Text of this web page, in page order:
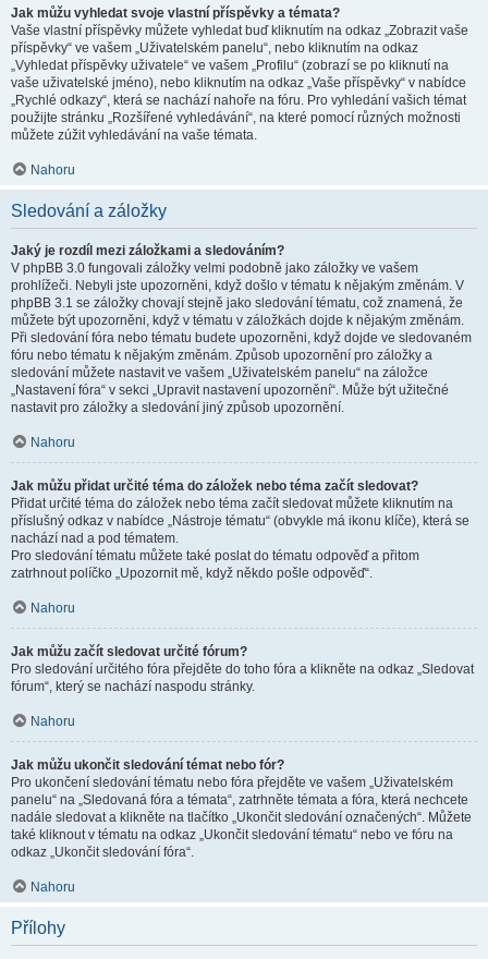
Jak můžu vyhledat svoje vlastní příspěvky a témata?
Vaše vlastní příspěvky můžete vyhledat buď kliknutím na odkaz „Zobrazit vaše
příspěvky“ ve vašem „Uživatelském panelu“, nebo kliknutím na odkaz
„Vyhledat příspěvky uživatele“ ve vašem „Profilu“ (zobrazí se po kliknutí na
vaše uživatelské jméno), nebo kliknutím na odkaz „Vaše příspěvky“ v nabídce
„Rychlé odkazy“, která se nachází nahoře na fóru. Pro vyhledání vašich témat
použijte stránku „Rozšířené vyhledávání“, na které pomocí různých možnosti
můžete zúžit vyhledávání na vaše témata.
Nahoru
Sledování a záložky
Jaký je rozdíl mezi záložkami a sledováním?
V phpBB 3.0 fungovali záložky velmi podobně jako záložky ve vašem
prohlížeči. Nebyli jste upozorněni, když došlo v tématu k nějakým změnám. V
phpBB 3.1 se záložky chovají stejně jako sledování tématu, což znamená, že
můžete být upozorněni, když v tématu v záložkách dojde k nějakým změnám.
Při sledování fóra nebo tématu budete upozorněni, když dojde ve sledovaném
fóru nebo tématu k nějakým změnám. Způsob upozornění pro záložky a
sledování můžete nastavit ve vašem „Uživatelském panelu“ na záložce
„Nastavení fóra“ v sekci „Upravit nastavení upozornění“. Může být užitečné
nastavit pro záložky a sledování jiný způsob upozornění.
Nahoru
Jak můžu přidat určité téma do záložek nebo téma začít sledovat?
Přidat určité téma do záložek nebo téma začít sledovat můžete kliknutím na
příslušný odkaz v nabídce „Nástroje tématu“ (obvykle má ikonu klíče), která se
nachází nad a pod tématem.
Pro sledování tématu můžete také poslat do tématu odpověď a přitom
zatrhnout políčko „Upozornit mě, když někdo pošle odpověď“.
Nahoru
Jak můžu začít sledovat určité fórum?
Pro sledování určitého fóra přejděte do toho fóra a klikněte na odkaz „Sledovat
fórum“, který se nachází naspodu stránky.
Nahoru
Jak můžu ukončit sledování témat nebo fór?
Pro ukončení sledování tématu nebo fóra přejděte ve vašem „Uživatelském
panelu“ na „Sledovaná fóra a témata“, zatrhněte témata a fóra, která nechcete
nadále sledovat a klikněte na tlačítko „Ukončit sledování označených“. Můžete
také kliknout v tématu na odkaz „Ukončit sledování tématu“ nebo ve fóru na
odkaz „Ukončit sledování fóra“.
Nahoru
Přílohy